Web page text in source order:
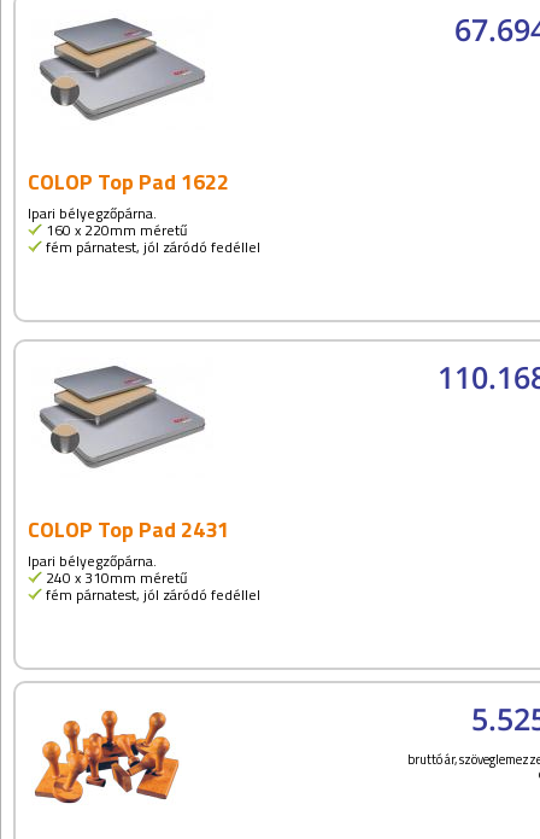
COLOP Top Pad 1622
Ipari bélyegzőpárna.
160 x 220mm méretű
fém párnatest, jól záródó fedéllel
COLOP Top Pad 2431
Ipari bélyegzőpárna.
240 x 310mm méretű
fém párnatest, jól záródó fedéllel
bruttó ár,